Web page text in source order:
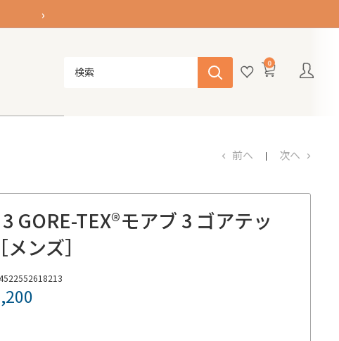
›
0
前へ 次へ
GORE-TEX®モアブ 3 ゴアテッ
ンズ］